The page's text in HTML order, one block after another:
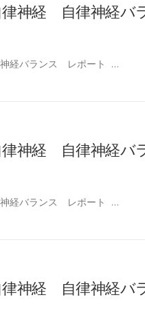
神経 自律神経バ
経バランス レポート …
神経 自律神経バ
経バランス レポート …
神経 自律神経バ